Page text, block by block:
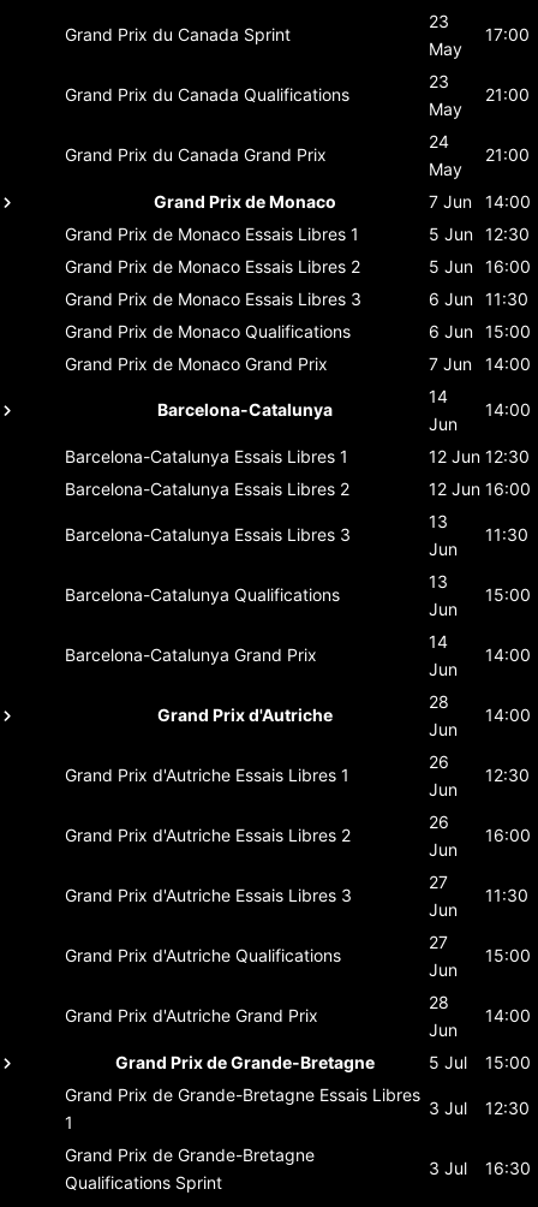
Grand Prix du Canada Sprint
23
May
17:00
Grand Prix du Canada Qualifications
23
May
21:00
Grand Prix du Canada Grand Prix
24
May
21:00
Grand Prix de Monaco 7 Jun
14:00
Grand Prix de Monaco Essais Libres 1 5 Jun 12:30
Grand Prix de Monaco Essais Libres 2 5 Jun 16:00
Grand Prix de Monaco Essais Libres 3 6 Jun 11:30
Grand Prix de Monaco Qualifications 6 Jun 15:00
Grand Prix de Monaco Grand Prix 7 Jun 14:00
Barcelona-Catalunya
14
Jun
14:00
Barcelona-Catalunya Essais Libres 1 12 Jun 12:30
Barcelona-Catalunya Essais Libres 2 12 Jun 16:00
Barcelona-Catalunya Essais Libres 3
13
Jun
11:30
Barcelona-Catalunya Qualifications
13
Jun
15:00
Barcelona-Catalunya Grand Prix
14
Jun
14:00
Grand Prix d'Autriche
28
Jun
14:00
Grand Prix d'Autriche Essais Libres 1
26
Jun
12:30
Grand Prix d'Autriche Essais Libres 2
26
Jun
16:00
Grand Prix d'Autriche Essais Libres 3
27
Jun
11:30
Grand Prix d'Autriche Qualifications
27
Jun
15:00
Grand Prix d'Autriche Grand Prix
28
Jun
14:00
Grand Prix de Grande-Bretagne 5 Jul
15:00
Grand Prix de Grande-Bretagne Essais Libres
1
3 Jul 12:30
Grand Prix de Grande-Bretagne
Qualifications Sprint
3 Jul 16:30